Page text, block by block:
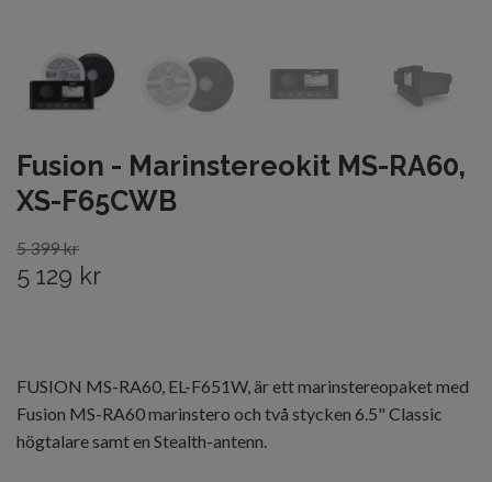
Fusion - Marinstereokit MS-RA60,
XS-F65CWB
5 399 kr
5 129 kr
FUSION MS-RA60, EL-F651W, är ett marinstereopaket med
Fusion MS-RA60 marinstero och två stycken 6.5" Classic
högtalare samt en Stealth-antenn.